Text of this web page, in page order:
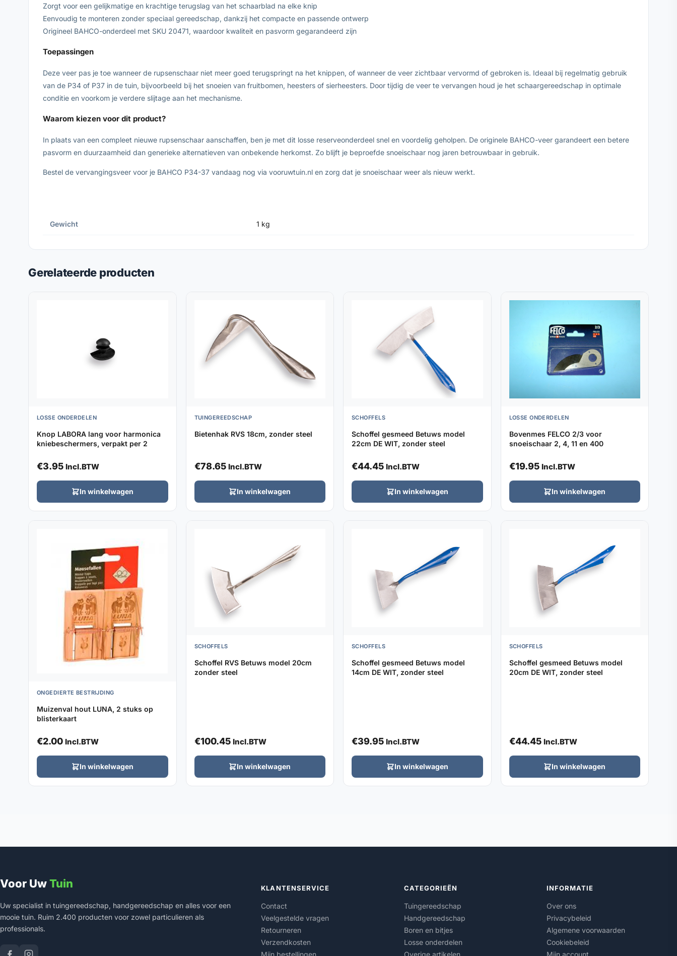
Zorgt voor een gelijkmatige en krachtige terugslag van het schaarblad na elke knip
Eenvoudig te monteren zonder speciaal gereedschap, dankzij het compacte en passende ontwerp
Origineel BAHCO-onderdeel met SKU 20471, waardoor kwaliteit en pasvorm gegarandeerd zijn
Toepassingen
Deze veer pas je toe wanneer de rupsenschaar niet meer goed terugspringt na het knippen, of wanneer de veer zichtbaar vervormd of gebroken is. Ideaal bij regelmatig gebruik
van de P34 of P37 in de tuin, bijvoorbeeld bij het snoeien van fruitbomen, heesters of sierheesters. Door tijdig de veer te vervangen houd je het schaargereedschap in optimale
conditie en voorkom je verdere slijtage aan het mechanisme.
Waarom kiezen voor dit product?
In plaats van een compleet nieuwe rupsenschaar aanschaffen, ben je met dit losse reserveonderdeel snel en voordelig geholpen. De originele BAHCO-veer garandeert een betere
pasvorm en duurzaamheid dan generieke alternatieven van onbekende herkomst. Zo blijft je beproefde snoeischaar nog jaren betrouwbaar in gebruik.
Bestel de vervangingsveer voor je BAHCO P34-37 vandaag nog via vooruwtuin.nl en zorg dat je snoeischaar weer als nieuw werkt.
Gewicht 1 kg
Gerelateerde producten
LOSSE ONDERDELEN
Knop LABORA lang voor harmonica
kniebeschermers, verpakt per 2
€3.95 Incl.BTW
In winkelwagen
TUINGEREEDSCHAP
Bietenhak RVS 18cm, zonder steel
€78.65 Incl.BTW
In winkelwagen
SCHOFFELS
Schoffel gesmeed Betuws model
22cm DE WIT, zonder steel
€44.45 Incl.BTW
In winkelwagen
LOSSE ONDERDELEN
Bovenmes FELCO 2/3 voor
snoeischaar 2, 4, 11 en 400
€19.95 Incl.BTW
In winkelwagen
ONGEDIERTE BESTRIJDING
Muizenval hout LUNA, 2 stuks op
blisterkaart
€2.00 Incl.BTW
In winkelwagen
SCHOFFELS
Schoffel RVS Betuws model 20cm
zonder steel
€100.45 Incl.BTW
In winkelwagen
SCHOFFELS
Schoffel gesmeed Betuws model
14cm DE WIT, zonder steel
€39.95 Incl.BTW
In winkelwagen
SCHOFFELS
Schoffel gesmeed Betuws model
20cm DE WIT, zonder steel
€44.45 Incl.BTW
In winkelwagen
Voor UwTuin
Uw specialist in tuingereedschap, handgereedschap en alles voor een
mooie tuin. Ruim 2.400 producten voor zowel particulieren als
professionals.
KLANTENSERVICE
Contact
Veelgestelde vragen
Retourneren
Verzendkosten
Mijn bestellingen
CATEGORIEËN
Tuingereedschap
Handgereedschap
Boren en bitjes
Losse onderdelen
Overige artikelen
INFORMATIE
Over ons
Privacybeleid
Algemene voorwaarden
Cookiebeleid
Mijn account